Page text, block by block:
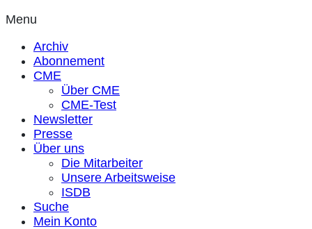
Menu
Archiv
Abonnement
CME
Über CME
CME-Test
Newsletter
Presse
Über uns
Die Mitarbeiter
Unsere Arbeitsweise
ISDB
Suche
Mein Konto